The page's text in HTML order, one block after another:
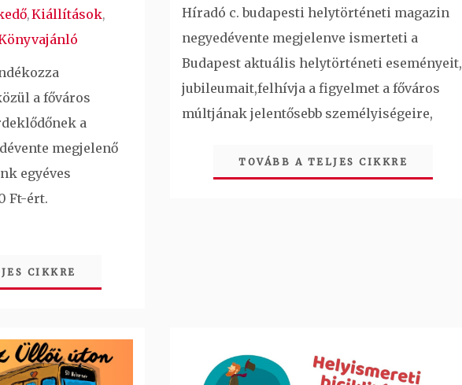
,Kiállítások,
a főváros
a
megjelenő
egyéves
Ft-ért.
CIKKRE
Híradó c. budapesti helytörténeti magazin
negyedévente megjelenve ismerteti a
Budapest aktuális helytörténeti eseményeit,
jubileumait,felhívja a figyelmet a főváros
múltjának jelentősebb személyiségeire,
TOVÁBB A TELJES CIKKRE